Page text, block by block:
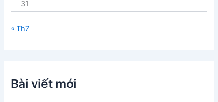
31
« Th7
Bài viết mới